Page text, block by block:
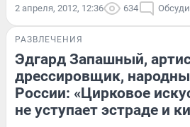
2 апреля, 2012, 12:36 634
РАЗВЛЕЧЕНИЯ
Эдгард Запашный,
дрессировщик,
России: «Цирковое
не уступает эстраде и